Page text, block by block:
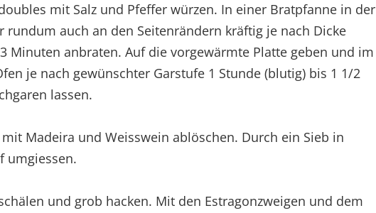
mit Salz und Pfeffer würzen. In einer Bratpfanne in der
rundum auch an den Seitenrändern kräftig je nach Dicke
Minuten anbraten. Auf die vorgewärmte Platte geben und im
je nach gewünschter Garstufe 1 Stunde (blutig) bis 1 1/2
lassen.
Madeira und Weisswein ablöschen. Durch ein Sieb in
umgiessen.
und grob hacken. Mit den Estragonzweigen und dem